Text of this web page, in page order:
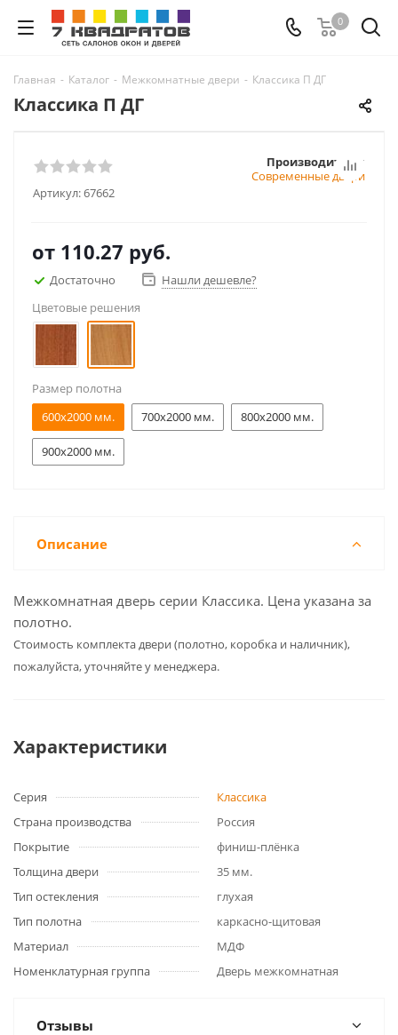
0
Главная - Каталог - Межкомнатные двери - Классика П ДГ
Классика П ДГ
Артикул:67662
Производитель:
Современные двери
от 110.27 руб.
Достаточно
Нашли дешевле?
Цветовые решения
Размер полотна
600x2000 мм.
700x2000 мм. 800x2000 мм.
900x2000 мм.
Описание
Межкомнатная дверь серии Классика. Цена указана за
полотно.
Cтоимость комплекта двери (полотно, коробка и наличник),
пожалуйста, уточняйте у менеджера.
Характеристики
Серия
Классика
Страна производства
Россия
Покрытие
финиш-плёнка
Толщина двери
35 мм.
Тип остекления
глухая
Тип полотна
каркасно-щитовая
Материал
МДФ
Номенклатурная группа
Дверь межкомнатная
Отзывы